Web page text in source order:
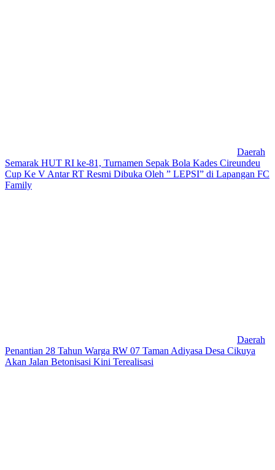
Daerah
Semarak HUT RI ke-81, Turnamen Sepak Bola Kades Cireundeu
Cup Ke V Antar RT Resmi Dibuka Oleh ” LEPSI” di Lapangan FC
Family
Daerah
Penantian 28 Tahun Warga RW 07 Taman Adiyasa Desa Cikuya
Akan Jalan Betonisasi Kini Terealisasi